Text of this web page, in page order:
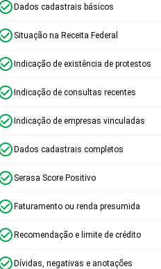
Dados cadastrais básicos
Situação na Receita Federal
Indicação de existência de protestos
Indicação de consultas recentes
Indicação de empresas vinculadas
Dados cadastrais completos
Serasa Score Positivo
Faturamento ou renda presumida
Recomendação e limite de crédito
Dívidas, negativas e anotações